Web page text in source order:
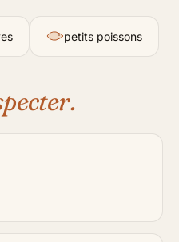
petits poissons